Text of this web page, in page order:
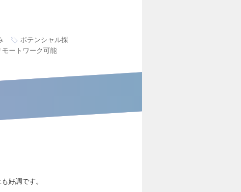
ポテンシャル採
モートワーク可能
好調です。